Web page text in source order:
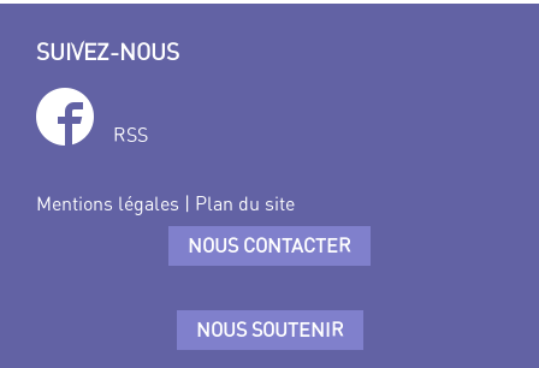
SUIVEZ-NOUS
RSS
Mentions légales | Plan du site
NOUS CONTACTER
NOUS SOUTENIR